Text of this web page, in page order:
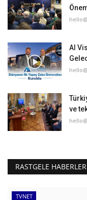
AI
ve
RASTGELE HABERLER
TVNET